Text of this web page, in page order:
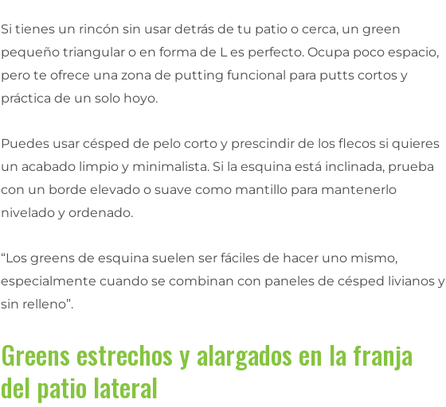
Si tienes un rincón sin usar detrás de tu patio o cerca, un green
pequeño triangular o en forma de L es perfecto. Ocupa poco espacio,
pero te ofrece una zona de putting funcional para putts cortos y
práctica de un solo hoyo.
Puedes usar césped de pelo corto y prescindir de los flecos si quieres
un acabado limpio y minimalista. Si la esquina está inclinada, prueba
con un borde elevado o suave como mantillo para mantenerlo
nivelado y ordenado.
“Los greens de esquina suelen ser fáciles de hacer uno mismo,
especialmente cuando se combinan con paneles de césped livianos y
sin relleno”.
Greens estrechos y alargados en la franja
del patio lateral